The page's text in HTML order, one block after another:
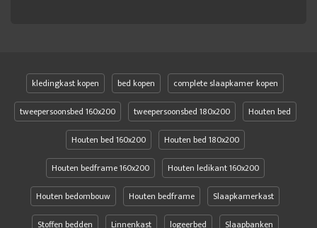
kledingkast kopen bed kopen
complete slaapkamer kopen
tweepersoonsbed 160x200
tweepersoonsbed 180x200
Houten bed
Houten bed 160x200
Houten bed 180x200
Houten bedframe 160x200
Houten ledikant 160x200
Houten bedombouw
Houten bedframe
Slaapkamerkast
Stoffen bedden
Linnenkast logeerbed Slaapbanken